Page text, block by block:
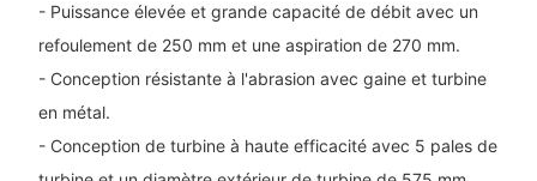
- Puissance élevée et grande capacité de débit avec un
refoulement de 250 mm et une aspiration de 270 mm.
- Conception résistante à l'abrasion avec gaine et turbine
en métal.
- Conception de turbine à haute efficacité avec 5 pales de